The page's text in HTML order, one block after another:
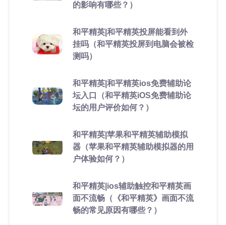
的影响有哪些？）
和平精英|和平精英投屏能看到外
挂吗（和平精英投屏到电脑会被检
测吗）
和平精英|和平精英ios免费辅助论
坛入口（和平精英iOS免费辅助论
坛的用户评价如何？）
和平精英|苹果和平精英辅助模拟
器（苹果和平精英辅助模拟器的用
户体验如何？）
和平精英|ios辅助触控和平精英画
面不流畅（《和平精英》画面不流
畅的常见原因有哪些？）